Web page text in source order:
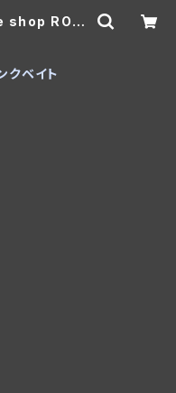
shop ROO
クベイト